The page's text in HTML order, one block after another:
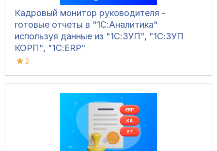
Кадровый монитор руководителя -
готовые отчеты в "1С:Аналитика"
используя данные из "1С:ЗУП", "1С:ЗУП
КОРП", "1С:ERP"
2